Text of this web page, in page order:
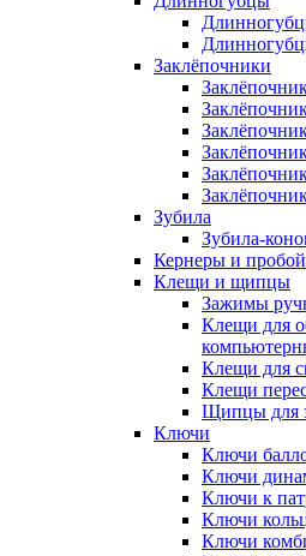
Заклёпочники
Зубила
Зубила-
Кернеры и
Клещи и щипцы
Зажимы
Клещи для
Клещи для
Клещи
Щипцы для
Ключи
Ключи
Ключи
Ключи к
Ключи
Ключи